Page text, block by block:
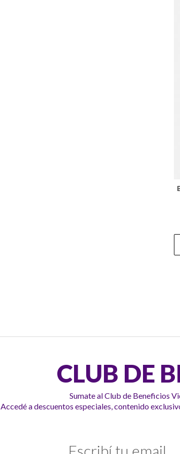
CLUB DE
Sumate al Club de Beneficios
Accedé a descuentos especiales, contenido